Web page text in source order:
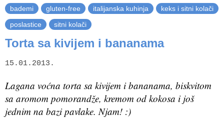
bademi gluten-free italijanska kuhinja
keks i sitni kolači
poslastice
sitni kolači
Torta sa kivijem i bananama
15.01.2013.
Lagana voćna torta sa kivijem i bananama, biskvitom
sa aromom pomorandže, kremom od kokosa i još
jednim na bazi pavlake. Njam! :)